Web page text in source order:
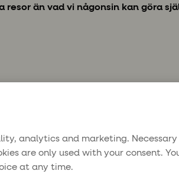
analytics and marketing. Necessary
are only used with your consent.
at any time.
resor än vad vi någonsin kan göra